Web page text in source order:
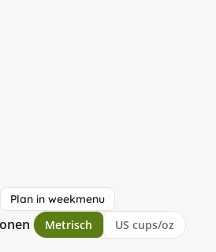
Plan in weekmenu
Metrisch US cups/oz